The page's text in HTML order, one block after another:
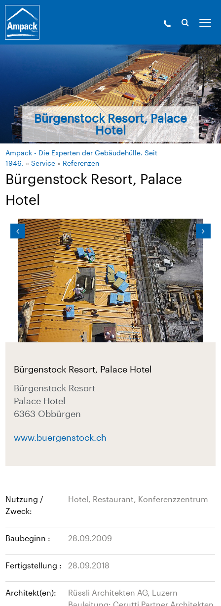
Bürgenstock Resort, Palace
Hotel
Ampack - Die Experten der Gebäudehülle. Seit
1946. »Service » Referenzen
Bürgenstock Resort, Palace
Hotel
Bürgenstock Resort, Palace Hotel
Bürgenstock Resort
Palace Hotel
6363 Obbürgen
www.buergenstock.ch
Nutzung /
Zweck:
Hotel, Restaurant, Konferenzzentrum
Baubeginn : 28.09.2009
Fertigstellung : 28.09.2018
Architekt(en):
Rüssli Architekten AG, Luzern